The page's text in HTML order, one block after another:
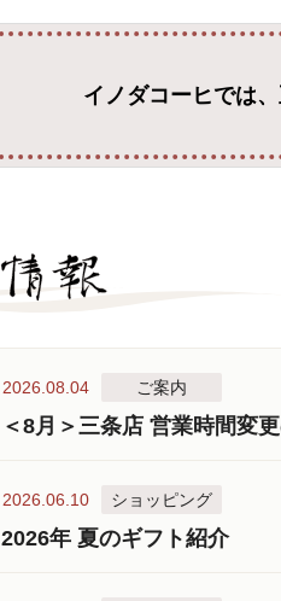
イノダコーヒでは、
2026.08.04 ご案内
＜8月＞三条店 営業時間変
2026.06.10 ショッピング
2026年 夏のギフト紹介